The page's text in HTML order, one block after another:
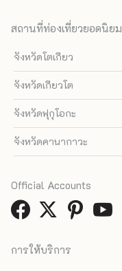
สถานที่ท่องเที่ยวยอดนิยม
จังหวัดโตเกียว
จังหวัดเกียวโต
จังหวัดฟุกุโอกะ
จังหวัดคานากาวะ
การให้บริการ
Official Accounts